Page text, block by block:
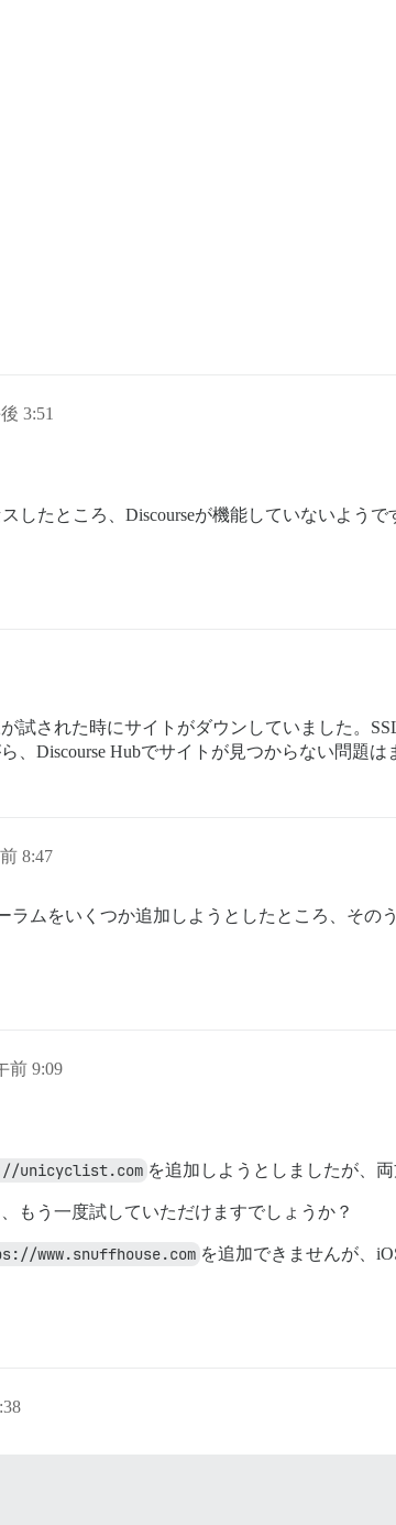
3:51
したところ、Discourseが機能していないよう
試された時にサイトがダウンしていました。
Discourse Hubでサイトが見つからない問題は
8:47
ラムをいくつか追加しようとしたところ、その
前 9:09
unicyclist.com を追加しようとしましたが、
もう一度試していただけますでしょうか？
www.snuffhouse.com を追加できませんが、